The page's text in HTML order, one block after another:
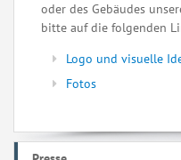
oder des Gebäudes
bitte auf die folgenden
Logo und visuelle
Fotos